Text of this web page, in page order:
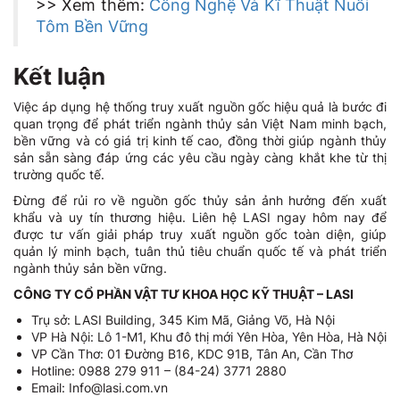
>> Xem thêm: Công Nghệ Và Kĩ Thuật Nuôi
Tôm Bền Vững
Kết luận
Việc áp dụng hệ thống truy xuất nguồn gốc hiệu quả là bước đi
quan trọng để phát triển ngành thủy sản Việt Nam minh bạch,
bền vững và có giá trị kinh tế cao, đồng thời giúp ngành thủy
sản sẵn sàng đáp ứng các yêu cầu ngày càng khắt khe từ thị
trường quốc tế.
Đừng để rủi ro về nguồn gốc thủy sản ảnh hưởng đến xuất
khẩu và uy tín thương hiệu. Liên hệ LASI ngay hôm nay để
được tư vấn giải pháp truy xuất nguồn gốc toàn diện, giúp
quản lý minh bạch, tuân thủ tiêu chuẩn quốc tế và phát triển
ngành thủy sản bền vững.
CÔNG TY CỔ PHẦN VẬT TƯ KHOA HỌC KỸ THUẬT – LASI
Trụ sở: LASI Building, 345 Kim Mã, Giảng Võ, Hà Nội
VP Hà Nội: Lô 1-M1, Khu đô thị mới Yên Hòa, Yên Hòa, Hà Nội
VP Cần Thơ: 01 Đường B16, KDC 91B, Tân An, Cần Thơ
Hotline: 0988 279 911 – (84-24) 3771 2880
Email: Info@lasi.com.vn